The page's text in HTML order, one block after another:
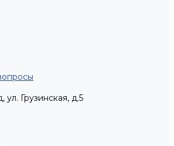
Грузинская, д.5